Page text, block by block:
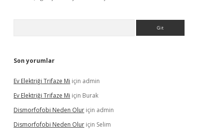
Son yorumlar
Ev Elektriği Trifaze Mi için admin
Ev Elektriği Trifaze Mi için Burak
Dismorfofobi Neden Olur için admin
Dismorfofobi Neden Olur için Selim